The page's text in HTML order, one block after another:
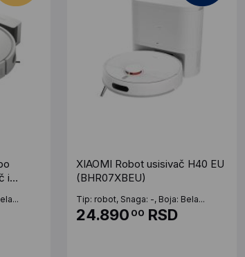
i
XIAOMI Robot usisivač H40 EU
(BHR07XBEU)
Tip: robot, Snaga: -, Boja: Bela...
24.890 00 RSD